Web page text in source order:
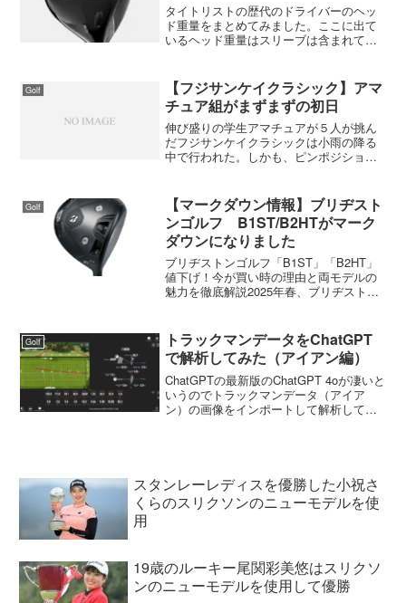
タイトリストの歴代のドライバーのヘッ
ド重量をまとめてみました。ここに出て
いるヘッド重量はスリーブは含まれてい
参考程度に見ていただければと思いま
す。歴代のヘッド重量を見る...
Golf
【フジサンケイクラシック】アマ
チュア組がまずまずの初日
伸び盛りの学生アマチュアが５人が挑ん
だフジサンケイクラシックは小雨の降る
中で行われた。しかも、ピンポジション
な中、アマチュアでもっとも注目される
石川遼が首位から３打差の...
Golf
【マークダウン情報】ブリヂスト
ンゴルフ B1ST/B2HTがマーク
ダウンになりました
ブリヂストンゴルフ「B1ST」「B2HT」
値下げ！今が買い時の理由と両モデルの
魅力を徹底解説2025年春、ブリヂストン
りました。これを機に、両モデルの特徴
や選び方、そ...
Golf
トラックマンデータをChatGPT
で解析してみた（アイアン編）
ChatGPTの最新版のChatGPT 4oが凄いと
いうのでトラックマンデータ（アイア
ン）の画像をインポートして解析しても
スタンレーレディスを優勝した小祝さ
くらのスリクソンのニューモデルを使
用
19歳のルーキー尾関彩美悠はスリクソ
ンのニューモデルを使用して優勝